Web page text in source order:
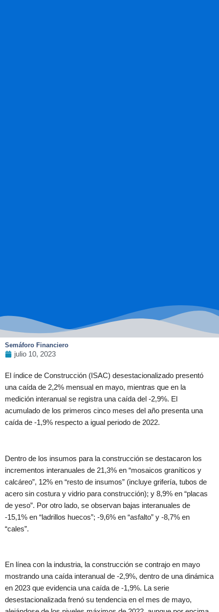
Semáforo Financiero
julio 10, 2023
El índice de Construcción (ISAC) desestacionalizado presentó
una caída de 2,2% mensual en mayo, mientras que en la
medición interanual se registra una caída del -2,9%. El
acumulado de los primeros cinco meses del año presenta una
caída de -1,9% respecto a igual periodo de 2022.
Dentro de los insumos para la construcción se destacaron los
incrementos interanuales de 21,3% en “mosaicos graníticos y
calcáreo”, 12% en “resto de insumos” (incluye grifería, tubos de
acero sin costura y vidrio para construcción); y 8,9% en “placas
de yeso”. Por otro lado, se observan bajas interanuales de
-15,1% en “ladrillos huecos”; -9,6% en “asfalto” y -8,7% en
“cales”.
En línea con la industria, la construcción se contrajo en mayo
mostrando una caída interanual de -2,9%, dentro de una dinámica
en 2023 que evidencia una caída de -1,9%. La serie
desestacionalizada frenó su tendencia en el mes de mayo,